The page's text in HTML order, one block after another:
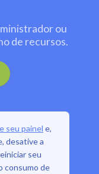
ou
de recursos.
.
seu painel e,
desative a
seu
consumo de